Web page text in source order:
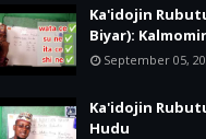
Ka'idojin
Biyar):
September 05,
Ka'idojin
Hudu